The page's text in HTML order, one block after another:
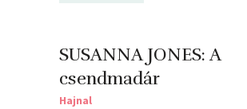
SUSANNA JONES: A
csendmadár
Hajnal